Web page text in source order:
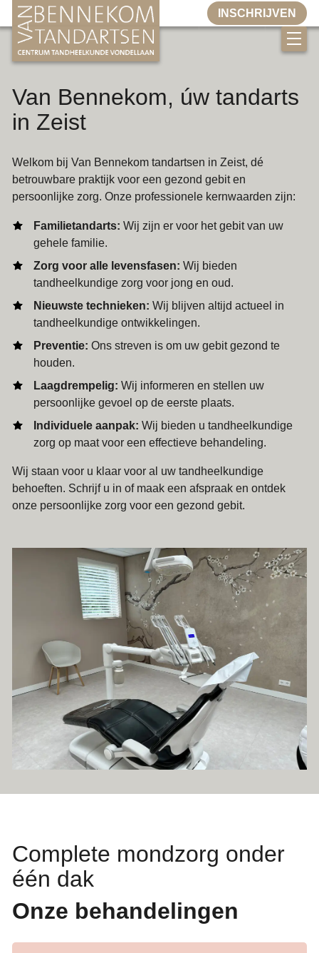
INSCHRIJVEN
Ons aanbod
Preventieve mondzorg
Orthodontie
Implantologie
Wortelkanaalbehandeling
Rejuvenate
Tanden bleken
Kidsplan
Tandartscontrole
Praktijk
Team
Veelgestelde vragen
Tarieven en betalen
Werken bij
Van Bennekom, úw tandarts
in Zeist
Welkom bij Van Bennekom tandartsen in Zeist, dé
betrouwbare praktijk voor een gezond gebit en
persoonlijke zorg. Onze professionele kernwaarden zijn:
Familietandarts: Wij zijn er voor het gebit van uw
gehele familie.
Zorg voor alle levensfasen: Wij bieden
tandheelkundige zorg voor jong en oud.
Nieuwste technieken: Wij blijven altijd actueel in
tandheelkundige ontwikkelingen.
Preventie: Ons streven is om uw gebit gezond te
houden.
Laagdrempelig: Wij informeren en stellen uw
persoonlijke gevoel op de eerste plaats.
Individuele aanpak: Wij bieden u tandheelkundige
zorg op maat voor een effectieve behandeling.
Wij staan voor u klaar voor al uw tandheelkundige
behoeften. Schrijf u in of maak een afspraak en ontdek
onze persoonlijke zorg voor een gezond gebit.
Complete mondzorg onder
één dak
Onze behandelingen